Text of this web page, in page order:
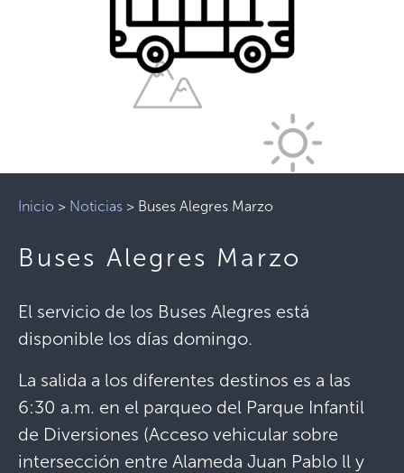
Inicio > Noticias > Buses Alegres Marzo
Buses Alegres Marzo
El servicio de los Buses Alegres está
disponible los días domingo.
La salida a los diferentes destinos es a las
6:30 a.m. en el parqueo del Parque Infantil
de Diversiones (Acceso vehicular sobre
intersección entre Alameda Juan Pablo ll y